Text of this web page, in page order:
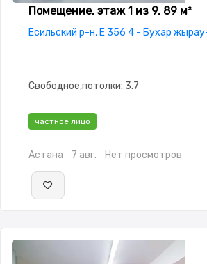
Помещение, этаж 1 из 9, 89 м²
Есильский р-н, Е 356 4 - Бухар
Свободное,потолки: 3.7
частное лицо
Астана 7 авг. Нет просмотров